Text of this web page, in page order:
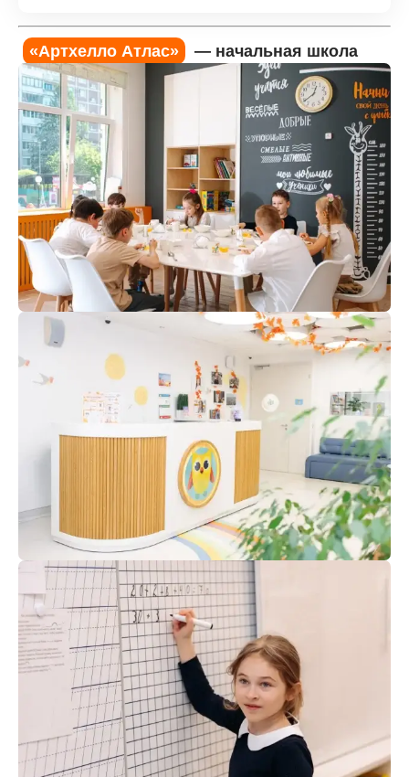
«Артхелло Атлас» — начальная школа